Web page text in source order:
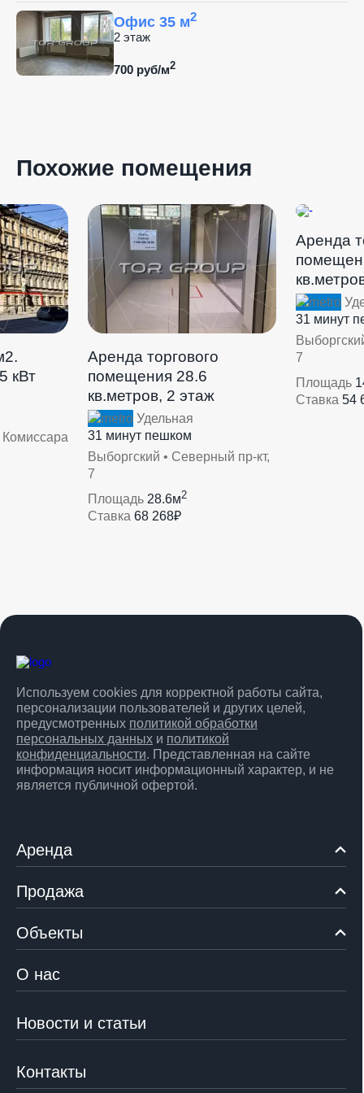
Офис 35 м2
2 этаж
700 руб/м2
Похожие помещения
кВт
Аренда торгового
помещения 28.6
кв.метров, 2 этаж
Удельная
31 минут пешком
Выборгский • Северный пр-кт,
7
Площадь 28.6м2
Ставка 68 268₽
Аренда
31 минут
7
Площадь
Ставка 54
Используем cookies для корректной работы сайта,
персонализации пользователей и других целей,
предусмотренных политикой обработки
персональных данных и политикой
конфиденциальности. Представленная на сайте
информация носит информационный характер, и не
является публичной офертой.
Аренда
Продажа
Объекты
О нас
Новости и статьи
Контакты